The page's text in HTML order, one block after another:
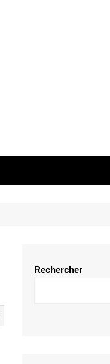
Rechercher